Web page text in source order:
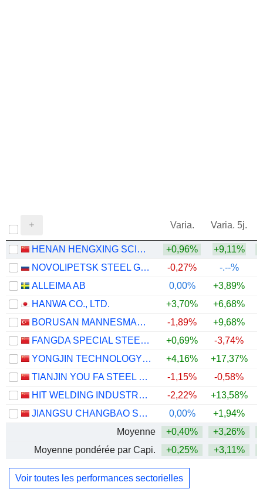
Varia. Varia. 5j.
HENAN HENGXING SCIENCE & TECHNOLOGY CO.,LTD. +0,96% +9,11%
NOVOLIPETSK STEEL GDR
-0,27%
-.--%
ALLEIMA AB
0,00% +3,89%
HANWA CO., LTD.
+3,70% +6,68%
BORUSAN MANNESMANN BORU SANAYI VE TICARET
-1,89% +9,68%
FANGDA SPECIAL STEEL TECHNOLOGY CO., LTD.
+0,69% -3,74%
YONGJIN TECHNOLOGY GROUP CO., LTD.
+4,16% +17,37%
TIANJIN YOU FA STEEL PIPE GROUP STOCK CO., LTD.
-1,15% -0,58%
HIT WELDING INDUSTRY CO.,LTD
-2,22% +13,58%
JIANGSU CHANGBAO STEELTUBE CO.,LTD
0,00% +1,94%
Moyenne
+0,40% +3,26%
Moyenne pondérée par Capi.
+0,25% +3,11%
Voir toutes les performances sectorielles